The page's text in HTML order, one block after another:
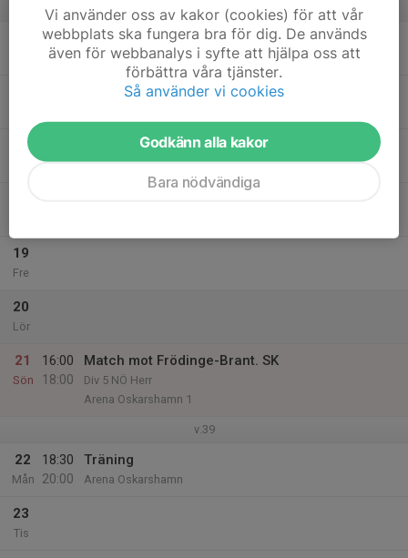
v.38
18:30
20:00
Träning
Arena Oskarshamn
17
20:00
Arena Oskarshamn
19
Fre
20
Lör
21
Sön
16:00
18:00
Match mot Frödinge-Brant. SK
Div 5 NÖ Herr
Arena Oskarshamn 1
v.39
22
Mån
18:30
20:00
Träning
Arena Oskarshamn
23
Tis
Vi använder oss av kakor (cookies) för att vår
webbplats ska fungera bra för dig. De används
även för webbanalys i syfte att hjälpa oss att
förbättra våra tjänster.
Så använder vi cookies
Godkänn alla kakor
Bara nödvändiga